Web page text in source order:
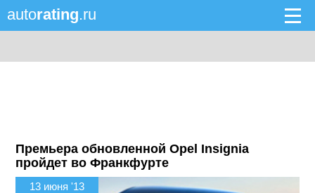
autorating.ru
Премьера обновленной Opel Insignia
пройдет во Франкфурте
13 июня '13